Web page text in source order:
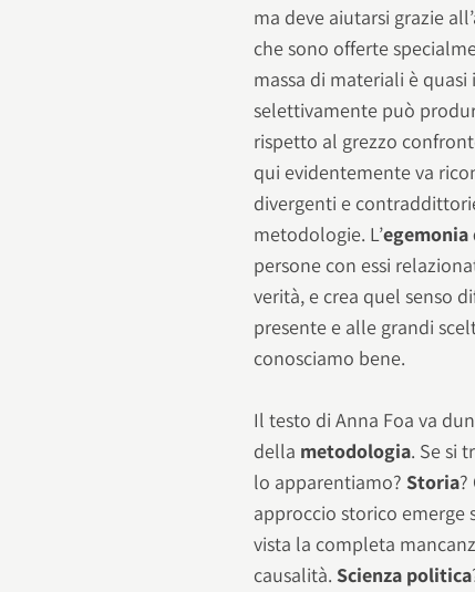
ma deve aiutarsi grazie
che sono offerte
massa di materiali è
selettivamente può
rispetto al grezzo
qui evidentemente va
divergenti e
metodologie. L’egemonia
persone con essi
verità, e crea quel senso
presente e alle grandi
conosciamo bene.
Il testo di Anna Foa va
della metodologia. Se si
lo apparentiamo? Storia
approccio storico
vista la completa
causalità. Scienza politica